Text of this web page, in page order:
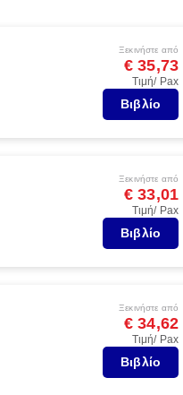
Ξεκινήστε από
€ 35,73
Τιμή/ Pax
Βιβλίο
Ξεκινήστε από
€ 33,01
Τιμή/ Pax
Βιβλίο
Ξεκινήστε από
€ 34,62
Τιμή/ Pax
Βιβλίο